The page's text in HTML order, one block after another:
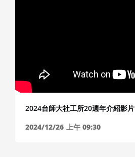
2024台師大社工所20週年介紹影片
2024/12/26 上午 09:30